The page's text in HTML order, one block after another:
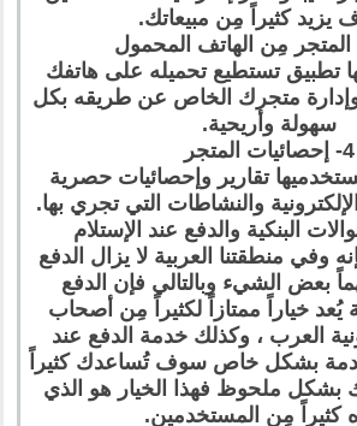
يزيد كثيراً مِن مبيعاتك.
تطبيق تستطيع تحميله على هاتفك
وإدارة متجرك الخاص عن طريقه بكل
سهولة وأريحية.
4- إحصائيات المتجر
تقارير وإحصائيات حصرية
والنشاطات التي تجري بها.
وفي منطقتنا العربية لا يزال الدفع
بعض الشيء وبالتالي فإن الدفع
يُعد خياراً ممتازاً لكثيراً مِن أصحاب
العرب ، وكذلك خدمة الدفع عند
بشكل خاص سوف تُساعدك كثيراً
بشكل ملحوظ فهذا الخيار هو الذي
كثيراً مِن المستخدمين.